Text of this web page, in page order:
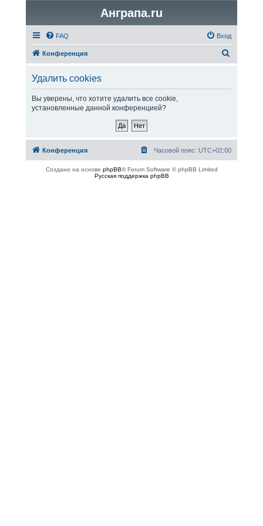
Анграпа.ru
FAQ Вход
Конференция
Удалить cookies
Вы уверены, что хотите удалить все cookie,
установленные данной конференцией?
Конференция Часовой пояс: UTC+02:00
Создано на основе phpBB® Forum Software © phpBB Limited
Русская поддержка phpBB